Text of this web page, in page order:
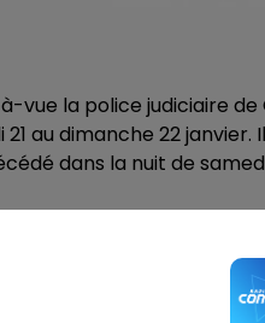
la police judiciaire
au dimanche 22 janvier.
dans la nuit de